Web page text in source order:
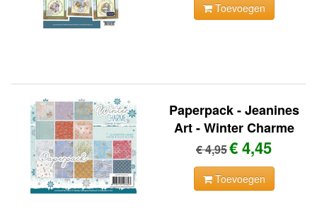
Toevoegen
Paperpack - Jeanines
Art - Winter Charme
€ 4,95€ 4,45
Toevoegen